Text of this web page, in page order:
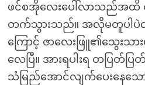
ဖင်စအိုလေးပေါ်လာသည်အထိ
တက်သွားသည်။ အလိုမတူပါ
ကြောင့် ဇာလေးဖြူ၏သွေးသား
လေပြီ။ အားရပါးရ တပြတ်ပ
သံမြည်အောင်လျက်ပေးနေသော